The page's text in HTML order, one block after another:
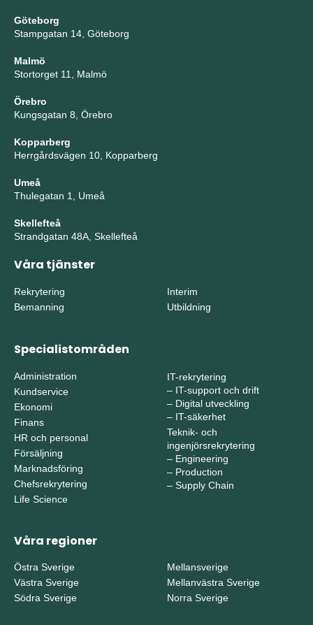
Göteborg
Stampgatan 14, Göteborg
Malmö
Stortorget 11, Malmö
Örebro
Kungsgatan 8, Örebro
Kopparberg
Herrgårdsvägen 10, Kopparberg
Umeå
Thulegatan 1, Umeå
Skellefteå
Strandgatan 48A, Skellefteå
Våra tjänster
Rekrytering
Bemanning
Interim
Utbildning
Specialistområden
Administration
Kundservice
Ekonomi
Finans
HR och personal
Försäljning
Marknadsföring
Chefsrekrytering
Life Science
IT-rekrytering
– IT-support och drift
– Digital utveckling
– IT-säkerhet
Teknik- och
ingenjörsrekrytering
– Engineering
– Production
– Supply Chain
Våra regioner
Östra Sverige
Västra Sverige
Södra Sverige
Mellansverige
Mellanvästra Sverige
Norra Sverige